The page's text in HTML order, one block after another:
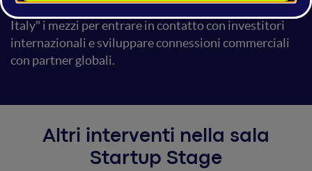
innovativa italiana e fornire alle startup "Made in
Italy" i mezzi per entrare in contatto con investitori
internazionali e sviluppare connessioni commerciali
con partner globali.
Altri interventi nella sala
Startup Stage